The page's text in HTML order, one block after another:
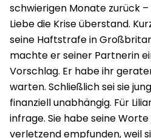
schwierigen Monate zurück
Liebe die Krise überstand.
seine Haftstrafe in
machte er seiner Partnerin
Vorschlag. Er habe ihr
warten. Schließlich sei sie
finanziell unabhängig. Für
infrage. Sie habe seine
verletzend empfunden, weil